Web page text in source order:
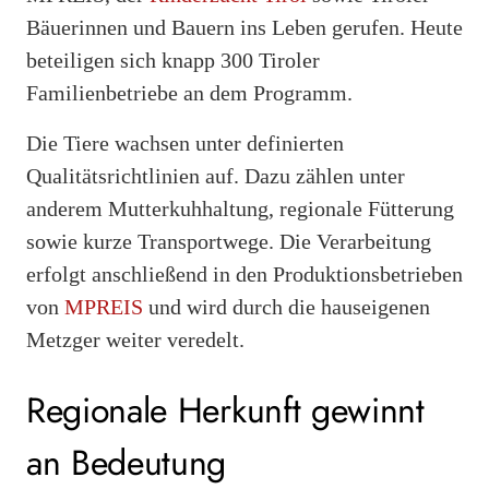
Bäuerinnen und Bauern ins Leben gerufen. Heute
beteiligen sich knapp 300 Tiroler
Familienbetriebe an dem Programm.
Die Tiere wachsen unter definierten
Qualitätsrichtlinien auf. Dazu zählen unter
anderem Mutterkuhhaltung, regionale Fütterung
sowie kurze Transportwege. Die Verarbeitung
erfolgt anschließend in den Produktionsbetrieben
von MPREIS und wird durch die hauseigenen
Metzger weiter veredelt.
Regionale Herkunft gewinnt
an Bedeutung